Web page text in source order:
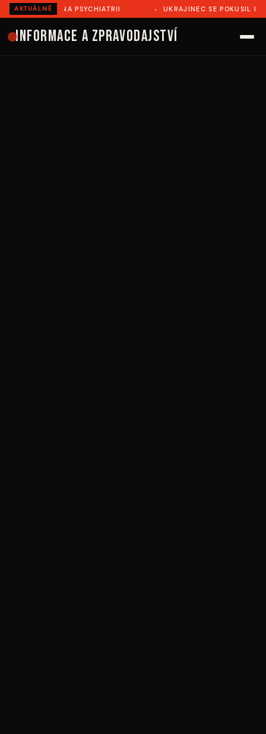
AKTUÁLNĚ
ZEMŘEL NA PSYCHIATRII UKRAJINEC SE POKUSIL
Informace a zpravodajství